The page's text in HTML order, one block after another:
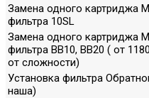
Замена одного картриджа
фильтра 10SL
Замена одного картриджа
фильтра ВВ10, ВВ20 ( от
от сложности)
Установка фильтра
наша)